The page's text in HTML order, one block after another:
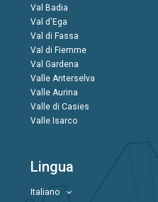
Val Badia
Val d'Ega
Val di Fassa
Val di Fiemme
Val Gardena
Valle Anterselva
Valle Aurina
Valle di Casies
Valle Isarco
Lingua
Italiano